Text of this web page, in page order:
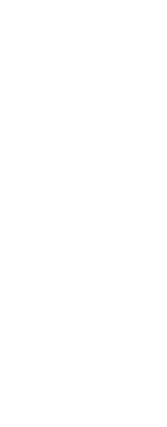
Pengguna baru